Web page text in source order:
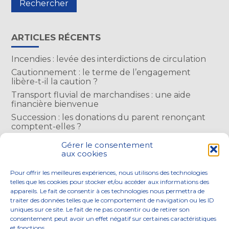
Gérer le consentement
aux cookies
Pour offrir les meilleures expériences, nous utilisons des technologies
telles que les cookies pour stocker et/ou accéder aux informations des
appareils. Le fait de consentir à ces technologies nous permettra de
traiter des données telles que le comportement de navigation ou les ID
uniques sur ce site. Le fait de ne pas consentir ou de retirer son
consentement peut avoir un effet négatif sur certaines caractéristiques
ARTICLES RÉCENTS
Incendies : levée des interdictions de circulation
Cautionnement : le terme de l’engagement
libère-t-il la caution ?
Transport fluvial de marchandises : une aide
financière bienvenue
Succession : les donations du parent renonçant
comptent-elles ?
Encadrement des loyers : une année de plus
COMMENTAIRES RÉCENTS